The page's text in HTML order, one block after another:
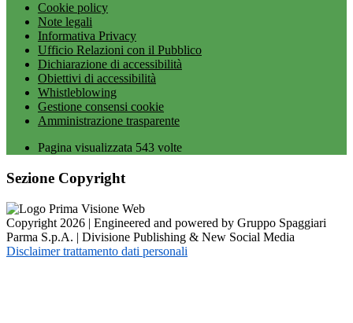
Cookie policy
Note legali
Informativa Privacy
Ufficio Relazioni con il Pubblico
Dichiarazione di accessibilità
Obiettivi di accessibilità
Whistleblowing
Gestione consensi cookie
Amministrazione trasparente
Pagina visualizzata 543 volte
Sezione Copyright
Copyright 2026 | Engineered and powered by Gruppo Spaggiari
Parma S.p.A. | Divisione Publishing & New Social Media
Disclaimer trattamento dati personali